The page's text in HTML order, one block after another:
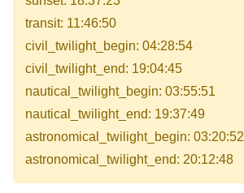
transit: 11:46:50
civil_twilight_begin: 04:28:54
civil_twilight_end: 19:04:45
nautical_twilight_begin: 03:55:51
nautical_twilight_end: 19:37:49
astronomical_twilight_begin: 03:20:52
astronomical_twilight_end: 20:12:48